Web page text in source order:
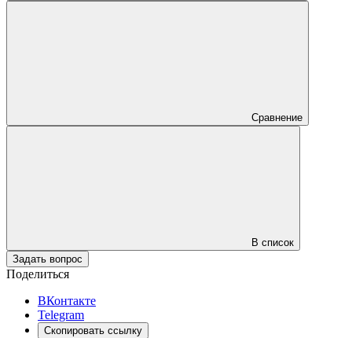
Сравнение
В список
Задать вопрос
Поделиться
ВКонтакте
Telegram
Скопировать ссылку